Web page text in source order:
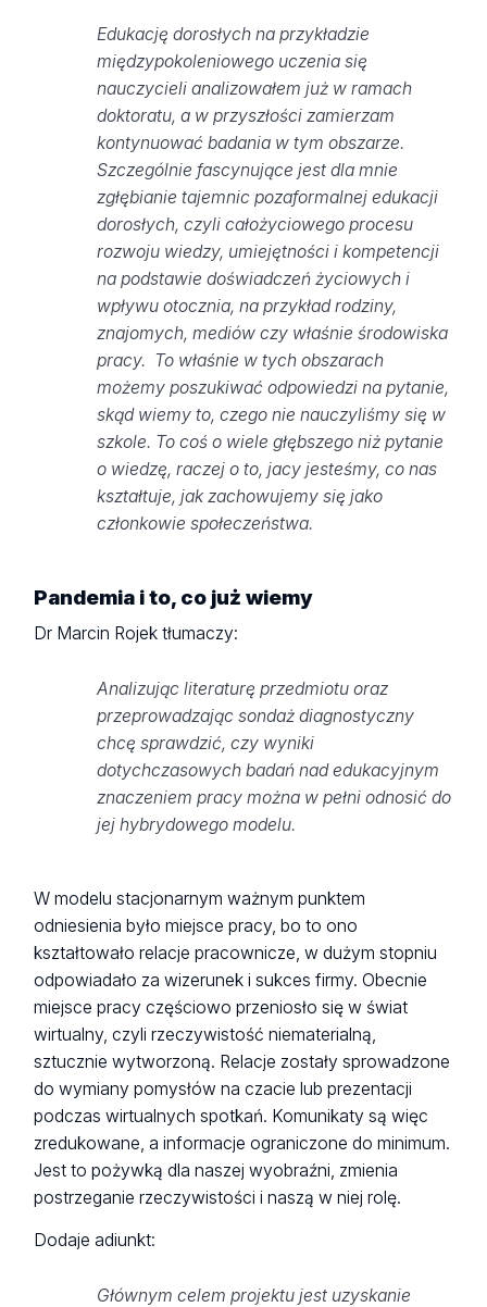
Edukację dorosłych na przykładzie
międzypokoleniowego uczenia się
nauczycieli analizowałem już w ramach
doktoratu, a w przyszłości zamierzam
kontynuować badania w tym obszarze.
Szczególnie fascynujące jest dla mnie
zgłębianie tajemnic pozaformalnej edukacji
dorosłych, czyli całożyciowego procesu
rozwoju wiedzy, umiejętności i kompetencji
na podstawie doświadczeń życiowych i
wpływu otocznia, na przykład rodziny,
znajomych, mediów czy właśnie środowiska
pracy. To właśnie w tych obszarach
możemy poszukiwać odpowiedzi na pytanie,
skąd wiemy to, czego nie nauczyliśmy się w
szkole. To coś o wiele głębszego niż pytanie
o wiedzę, raczej o to, jacy jesteśmy, co nas
kształtuje, jak zachowujemy się jako
członkowie społeczeństwa.
Pandemia i to, co już wiemy
Dr Marcin Rojek tłumaczy:
Analizując literaturę przedmiotu oraz
przeprowadzając sondaż diagnostyczny
chcę sprawdzić, czy wyniki
dotychczasowych badań nad edukacyjnym
znaczeniem pracy można w pełni odnosić do
jej hybrydowego modelu.
W modelu stacjonarnym ważnym punktem
odniesienia było miejsce pracy, bo to ono
kształtowało relacje pracownicze, w dużym stopniu
odpowiadało za wizerunek i sukces firmy. Obecnie
miejsce pracy częściowo przeniosło się w świat
wirtualny, czyli rzeczywistość niematerialną,
sztucznie wytworzoną. Relacje zostały sprowadzone
do wymiany pomysłów na czacie lub prezentacji
podczas wirtualnych spotkań. Komunikaty są więc
zredukowane, a informacje ograniczone do minimum.
Jest to pożywką dla naszej wyobraźni, zmienia
postrzeganie rzeczywistości i naszą w niej rolę.
Dodaje adiunkt:
Głównym celem projektu jest uzyskanie